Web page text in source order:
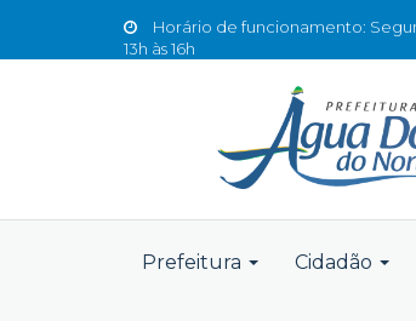
Horário de funcionamento:
13h às 16h
Prefeitura Cidadão